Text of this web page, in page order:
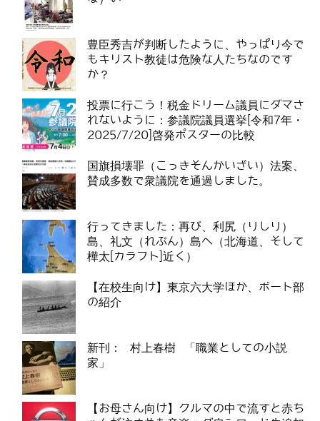
豊臣秀吉が判断したように、やっぱり今で
もキリスト教徒は危険な人たちなのです
か？
投票に行こう！税金ドリーム議員にダマさ
れないように：参議院議員選挙[令和7年・
2025/7/20]啓発ポスターの比較
国旗損壊罪（こっきそんかいざい）法案、
賛成多数で衆議院を通過しました。
行ってきました：再び、利尻（りしり）
島、礼文（れぶん）島へ（北海道、そして
樺太[カラフト]近く）
【在校生向け】東京六大学ほか、ボート部
の紹介
新刊： 村上春樹 「職業としての小説
家」
【お母さん向け】クルマの中で流すと赤ち